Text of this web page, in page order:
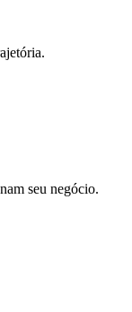
seu negócio.